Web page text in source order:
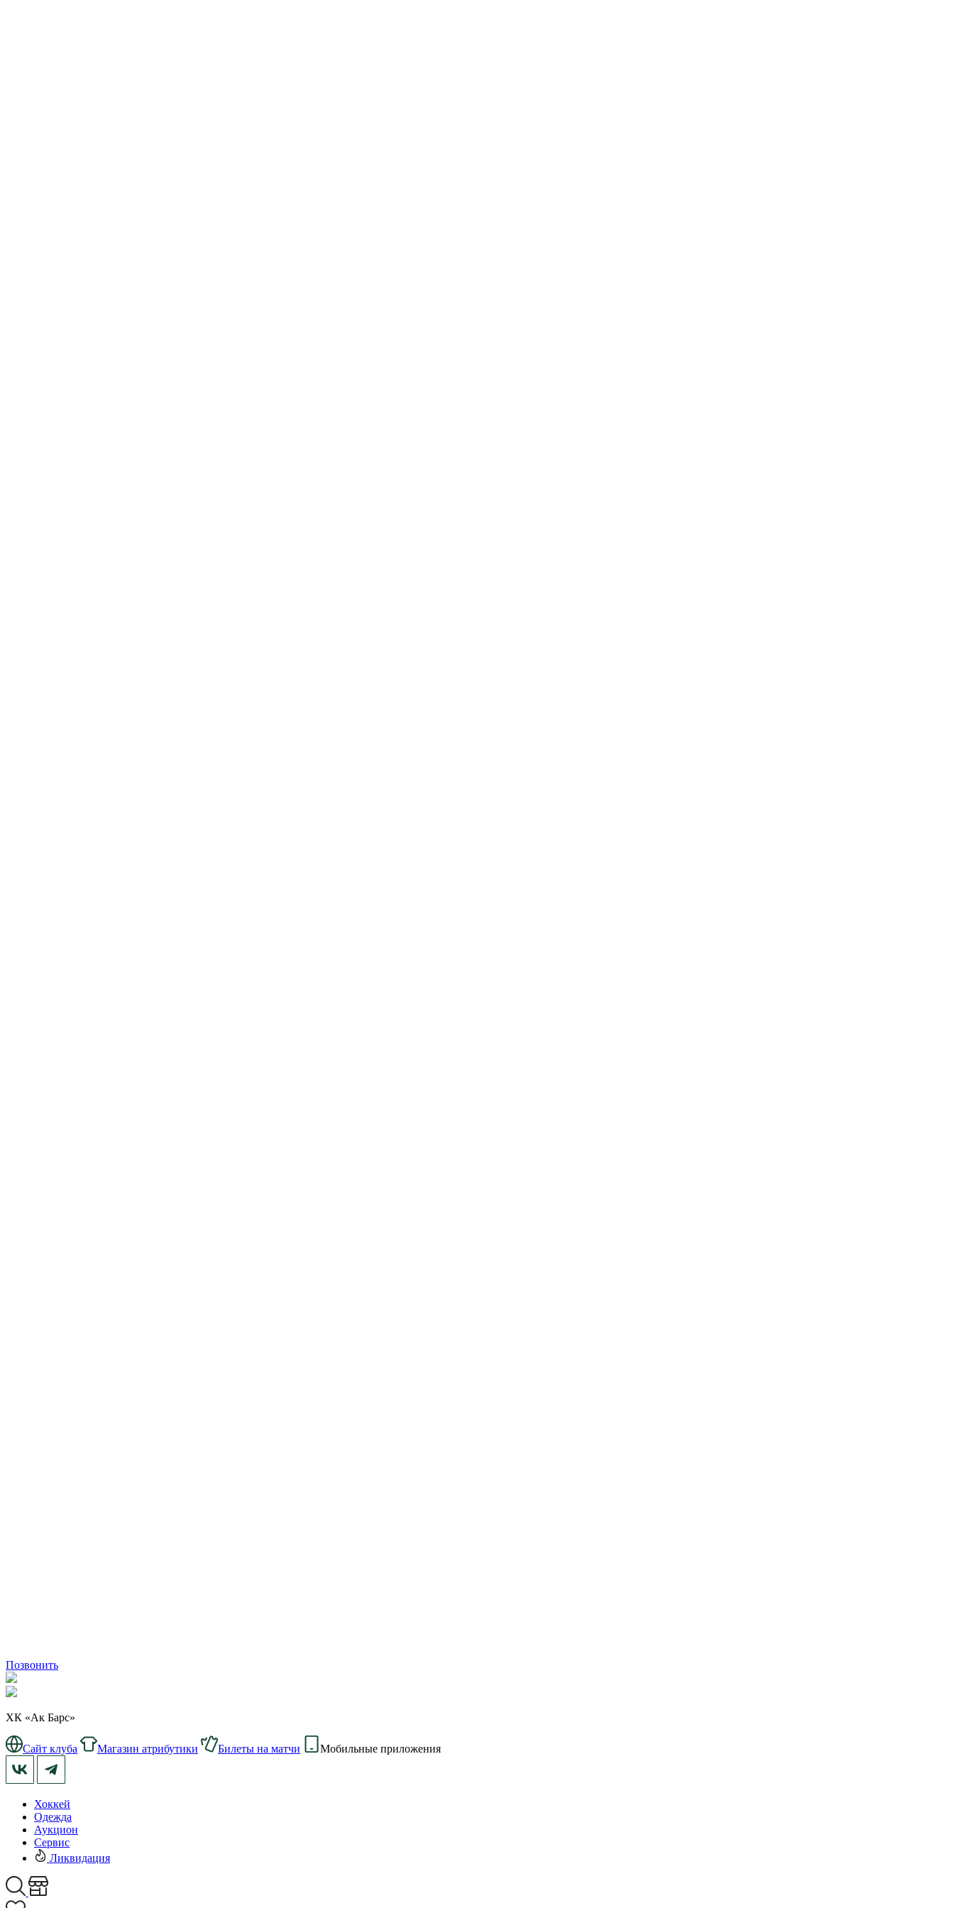
Позвонить
ХК «Ак Барс»
Сайт клуба Магазин атрибутики Билеты на матчи Мобильные приложения
Хоккей
Одежда
Аукцион
Сервис
Ликвидация